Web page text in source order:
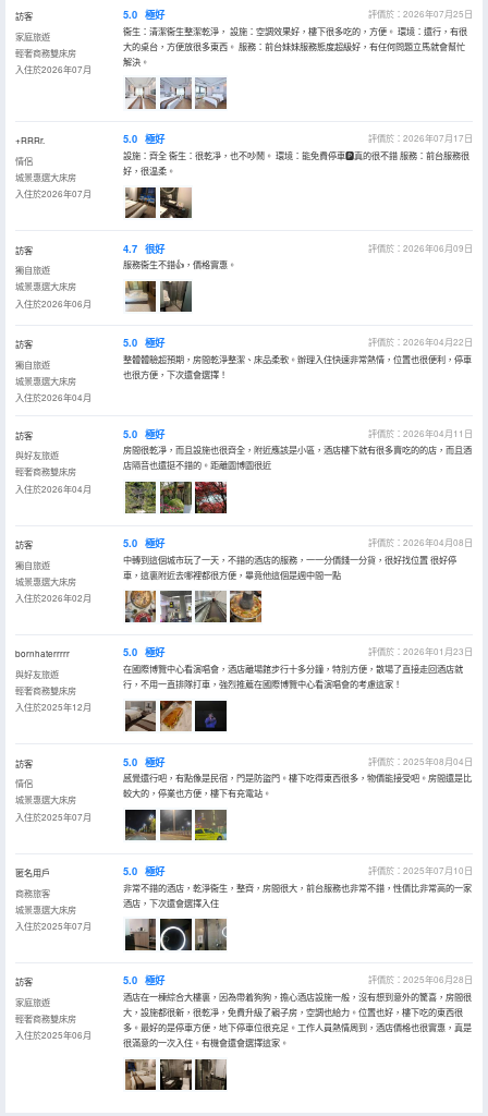
訪客
家庭旅遊
輕奢商務雙床房
入住於2026年07月
5.0 極好
評價於：2026年07月25日
衞生：清潔衞生整潔乾淨， 設施：空調效果好，樓下很多吃的，方便。 環境：還行，有很
大的桌台，方便放很多東西。 服務：前台妹妹服務態度超級好，有任何問題立馬就會幫忙
解決。
+RRRr.
情侶
城景惠選大床房
入住於2026年07月
5.0 極好
評價於：2026年07月17日
設施：齊全 衞生：很乾凈，也不吵鬧。 環境：能免費停車🅿️真的很不錯 服務：前台服務很
好，很温柔。
訪客
獨自旅遊
城景惠選大床房
入住於2026年06月
4.7 很好
評價於：2026年06月09日
服務衞生不錯👍，價格實惠。
訪客
獨自旅遊
城景惠選大床房
入住於2026年04月
5.0 極好
評價於：2026年04月22日
整體體驗超預期，房間乾淨整潔、床品柔軟。辦理入住快速非常熱情，位置也很便利，停車
也很方便，下次還會選擇！
訪客
與好友旅遊
輕奢商務雙床房
入住於2026年04月
5.0 極好
評價於：2026年04月11日
房間很乾凈，而且設施也很齊全，附近應該是小區，酒店樓下就有很多賣吃的的店，而且酒
店隔音也還挺不錯的。距離園博園很近
訪客
獨自旅遊
城景惠選大床房
入住於2026年02月
5.0 極好
評價於：2026年04月08日
中轉到這個城市玩了一天，不錯的酒店的服務，一一分價錢一分貨，很好找位置 很好停
車，這裏附近去哪裡都很方便，畢竟他這個是週中間一點
bornhaterrrrr
與好友旅遊
輕奢商務雙床房
入住於2025年12月
5.0 極好
評價於：2026年01月23日
在國際博覽中心看演唱會，酒店離場館步行十多分鐘，特別方便，散場了直接走回酒店就
行，不用一直排隊打車，強烈推薦在國際博覽中心看演唱會的考慮這家！
訪客
情侶
城景惠選大床房
入住於2025年07月
5.0 極好
評價於：2025年08月04日
感覺還行吧，有點像是民宿，門是防盜門。樓下吃得東西很多，物價能接受吧。房間還是比
較大的，停業也方便，樓下有充電站。
匿名用戶
商務旅客
城景惠選大床房
入住於2025年07月
5.0 極好
評價於：2025年07月10日
非常不錯的酒店，乾淨衞生，整齊，房間很大，前台服務也非常不錯，性價比非常高的一家
酒店，下次還會選擇入住
訪客
家庭旅遊
輕奢商務雙床房
入住於2025年06月
5.0 極好
評價於：2025年06月28日
酒店在一棟綜合大樓裏，因為帶着狗狗，擔心酒店設施一般，沒有想到意外的驚喜，房間很
大，設施都很新，很乾凈，免費升級了親子房，空調也給力。位置也好，樓下吃的東西很
多。最好的是停車方便，地下停車位很充足。工作人員熱情周到，酒店價格也很實惠，真是
很滿意的一次入住。有機會還會選擇這家。